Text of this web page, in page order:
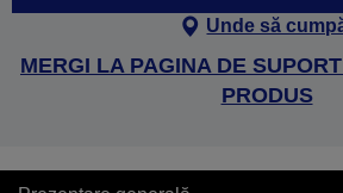
Unde să
MERGI LA PAGINA DE
PRODUS